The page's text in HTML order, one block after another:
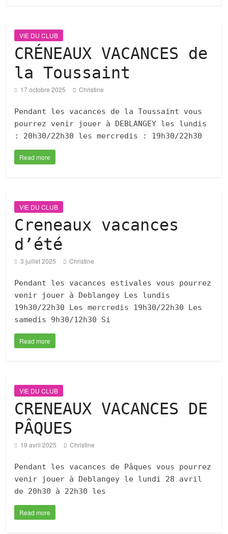
VIE DU CLUB
CRÉNEAUX VACANCES de
la Toussaint
17 octobre 2025 Christine
Pendant les vacances de la Toussaint vous
pourrez venir jouer à DEBLANGEY les lundis
: 20h30/22h30 les mercredis : 19h30/22h30
Read more
VIE DU CLUB
Creneaux vacances
d’été
3 juillet 2025 Christine
Pendant les vacances estivales vous pourrez
venir jouer à Deblangey Les lundis
19h30/22h30 Les mercredis 19h30/22h30 Les
samedis 9h30/12h30 Si
Read more
VIE DU CLUB
CRENEAUX VACANCES DE
PÂQUES
19 avril 2025 Christine
Pendant les vacances de Pâques vous pourrez
venir jouer à Deblangey le lundi 28 avril
de 20h30 à 22h30 les
Read more